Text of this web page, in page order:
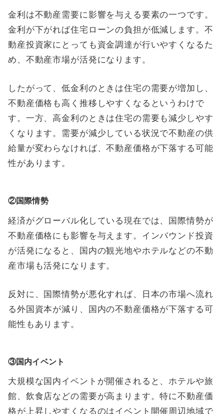
金利は不動産需要に影響を与える要素の一つです。
金利が下がれば住宅ローンの負担が低減します。不
動産投資家にとっても資金調達が行いやすくなるた
め、不動産市場が活発になります。
したがって、低金利のときは住宅の需要が増加し、
不動産価格も高く推移しやすくなるというわけで
す。一方、高金利のときは住宅の需要も減少しやす
くなります。需要が減少している状況で不動産の供
給量が変わらなければ、不動産価格が下落する可能
性があります。
②国際情勢
経済がグローバル化している現在では、国際情勢が
不動産価格にも影響を与えます。インバウンド投資
が活発になると、国内の観光地やホテルなどの不動
産市場も活発になります。
反対に、国際情勢が悪化すれば、日本の市場へ流れ
る外国資本が減り、国内の不動産価格が下落する可
能性もあります。
③国内イベント
大規模な国内イベントが開催されると、ホテルや旅
館、飲食店などの需要が高まります。特に不動産価
格が上昇しやすくなるのはイベント開催周辺地域で